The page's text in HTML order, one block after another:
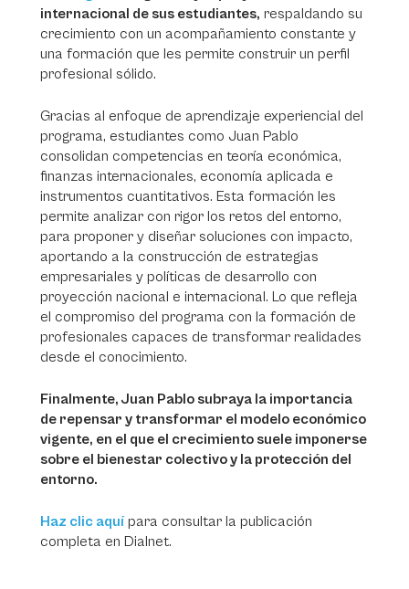
internacional de sus estudiantes, respaldando su
crecimiento con un acompañamiento constante y
una formación que les permite construir un perfil
profesional sólido.
Gracias al enfoque de aprendizaje experiencial del
programa, estudiantes como Juan Pablo
consolidan competencias en teoría económica,
finanzas internacionales, economía aplicada e
instrumentos cuantitativos. Esta formación les
permite analizar con rigor los retos del entorno,
para proponer y diseñar soluciones con impacto,
aportando a la construcción de estrategias
empresariales y políticas de desarrollo con
proyección nacional e internacional. Lo que refleja
el compromiso del programa con la formación de
profesionales capaces de transformar realidades
desde el conocimiento.
Finalmente, Juan Pablo subraya la importancia
de repensar y transformar el modelo económico
vigente, en el que el crecimiento suele imponerse
sobre el bienestar colectivo y la protección del
entorno.
Haz clic aquípara consultar la publicación
completa en Dialnet.